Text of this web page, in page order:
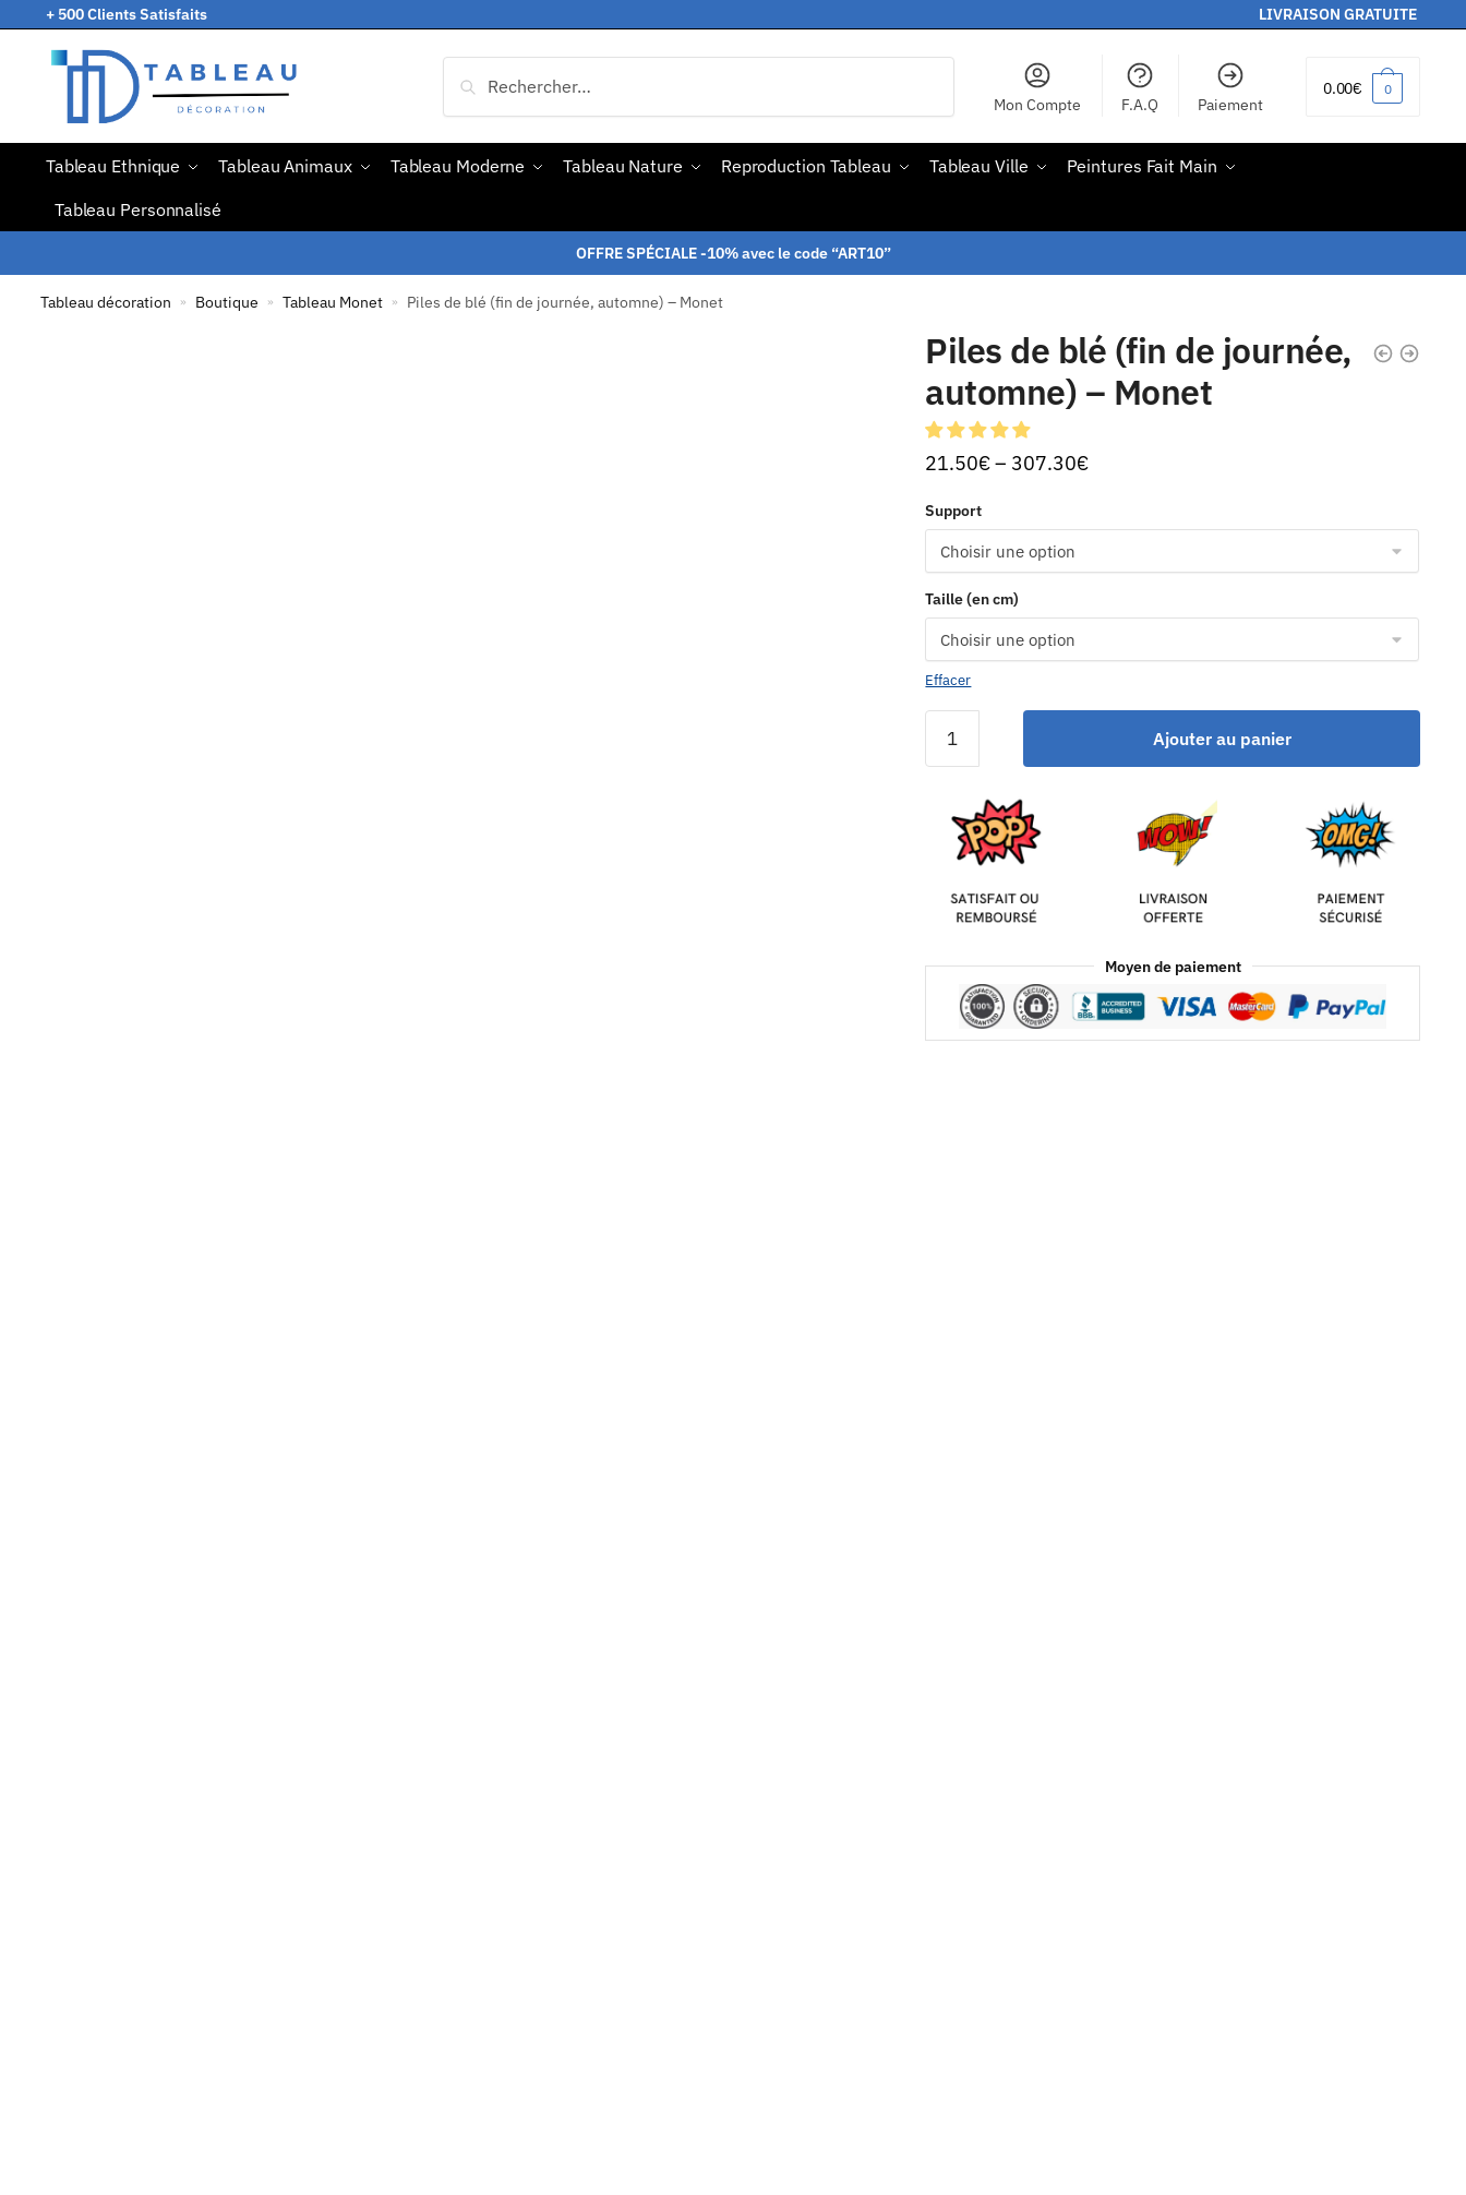
+ 500 Clients Satisfaits LIVRAISON GRATUITE
Mon Compte F.A.Q Paiement
0.00€ 0
Tableau Ethnique Tableau Animaux Tableau Moderne Tableau Nature Reproduction Tableau Tableau Ville
Peintures Fait Main
Tableau Personnalisé
OFFRE SPÉCIALE -10% avec le code “ART10”
Tableau décoration » Boutique » Tableau Monet » Piles de blé (fin de journée, automne) – Monet
Piles de blé (fin de journée,
automne) – Monet
21.50€– 307.30€
Support
Taille (en cm)
Effacer
Ajouter au panier
Moyen de paiement